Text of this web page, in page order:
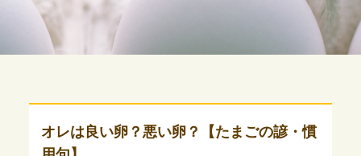
オレは良い卵？悪い卵？【たまごの諺・慣